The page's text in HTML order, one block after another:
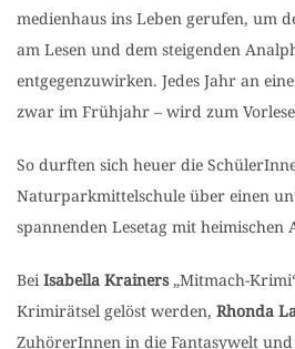
medienhaus ins Leben gerufen, um
am Lesen und dem steigenden
entgegenzuwirken. Jedes Jahr an
zwar im Frühjahr – wird zum
So durften sich heuer die
Naturparkmittelschule über einen
spannenden Lesetag mit
BeiIsabella Krainers„Mitmach-
Krimirätsel gelöst werden, Rhonda
ZuhörerInnen in die Fantasywelt und